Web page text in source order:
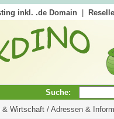
inkl. .de Domain
Suche:
Wirtschaft / Adressen &